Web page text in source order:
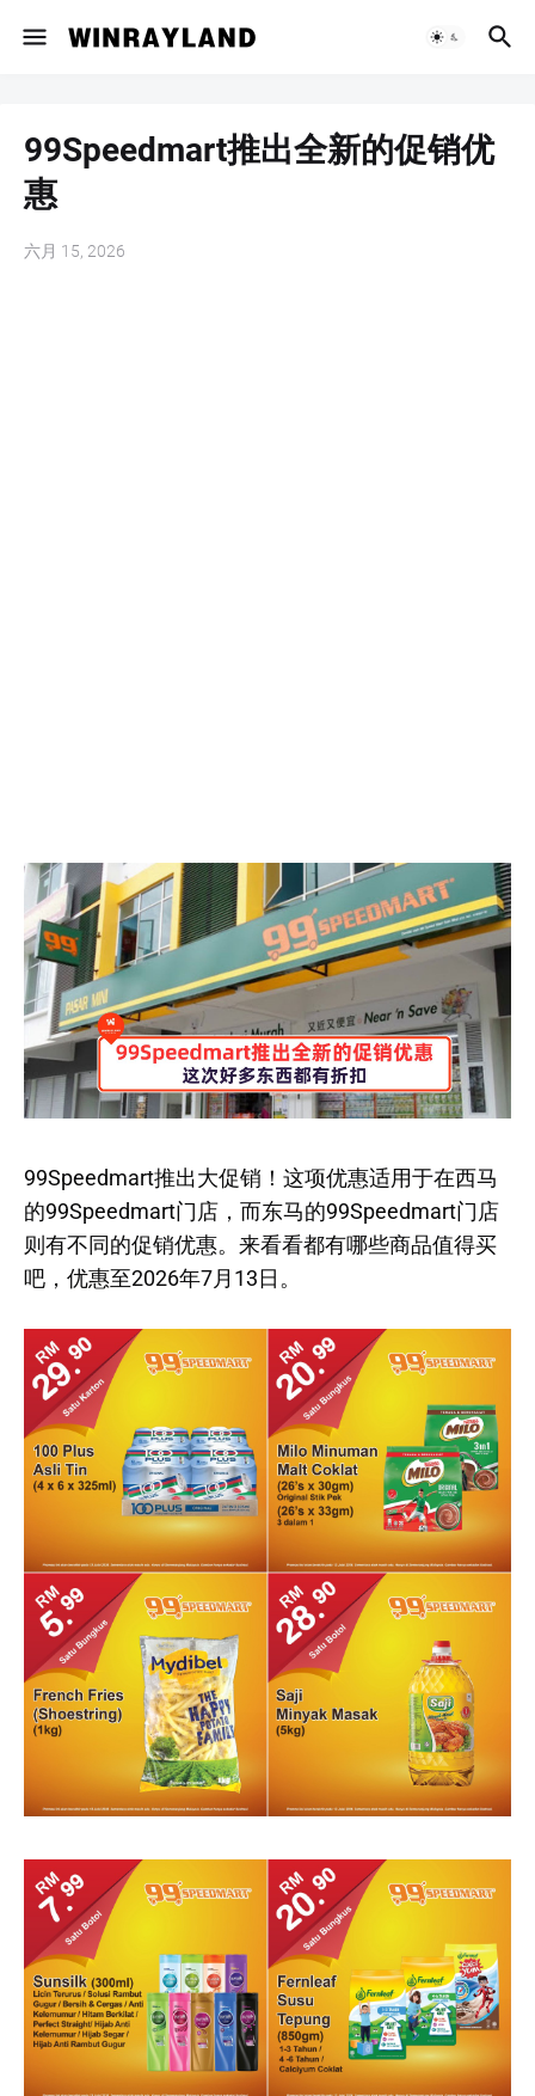
99Speedmart推出全新的促销优
惠
六月 15, 2026
99Speedmart推出大促销！这项优惠适用于在西马
的99Speedmart门店，而东马的99Speedmart门店
则有不同的促销优惠。来看看都有哪些商品值得买
吧，优惠至2026年7月13日。